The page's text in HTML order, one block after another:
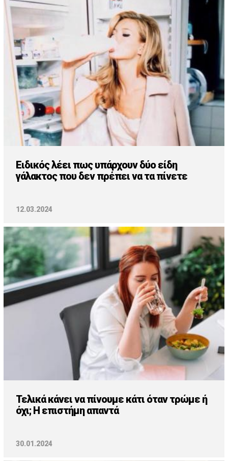
Ειδικός λέει πως υπάρχουν δύο είδη
γάλακτος που δεν πρέπει να τα πίνετε
12.03.2024
Τελικά κάνει να πίνουμε κάτι όταν τρώμε ή
όχι; Η επιστήμη απαντά
30.01.2024